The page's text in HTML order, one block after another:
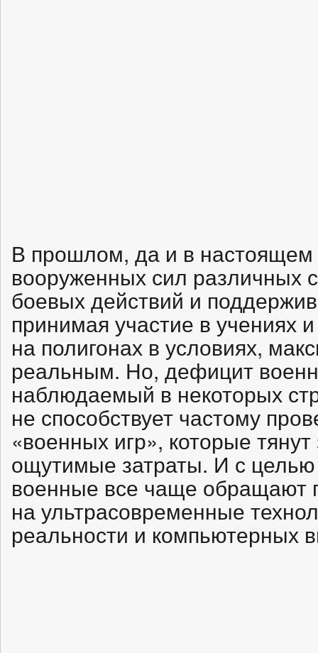
В прошлом, да и в
вооруженных сил различных
боевых действий и
принимая участие в учениях
на полигонах в условиях,
реальным. Но, дефицит
наблюдаемый в некоторых
не способствует частому
«военных игр», которые
ощутимые затраты. И с целью
военные все чаще обращают
на ультрасовременные
реальности и компьютерных